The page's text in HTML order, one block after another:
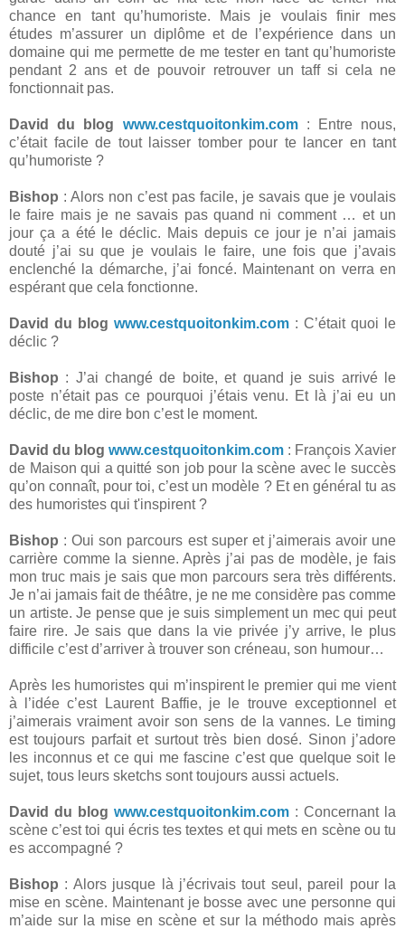
chance en tant qu’humoriste. Mais je voulais finir mes
études m’assurer un diplôme et de l’expérience dans un
domaine qui me permette de me tester en tant qu’humoriste
pendant 2 ans et de pouvoir retrouver un taff si cela ne
fonctionnait pas.
David du blog www.cestquoitonkim.com: Entre nous,
c’était facile de tout laisser tomber pour te lancer en tant
qu’humoriste ?
Bishop : Alors non c’est pas facile, je savais que je voulais
le faire mais je ne savais pas quand ni comment … et un
jour ça a été le déclic. Mais depuis ce jour je n’ai jamais
douté j’ai su que je voulais le faire, une fois que j’avais
enclenché la démarche, j’ai foncé. Maintenant on verra en
espérant que cela fonctionne.
David du blog www.cestquoitonkim.com : C’était quoi le
déclic ?
Bishop : J’ai changé de boite, et quand je suis arrivé le
poste n’était pas ce pourquoi j’étais venu. Et là j’ai eu un
déclic, de me dire bon c’est le moment.
David du blog www.cestquoitonkim.com : François Xavier
de Maison qui a quitté son job pour la scène avec le succès
qu’on connaît, pour toi, c’est un modèle ? Et en général tu as
des humoristes qui t'inspirent ?
Bishop : Oui son parcours est super et j’aimerais avoir une
carrière comme la sienne. Après j’ai pas de modèle, je fais
mon truc mais je sais que mon parcours sera très différents.
Je n’ai jamais fait de théâtre, je ne me considère pas comme
un artiste. Je pense que je suis simplement un mec qui peut
faire rire. Je sais que dans la vie privée j’y arrive, le plus
difficile c’est d’arriver à trouver son créneau, son humour…
Après les humoristes qui m’inspirent le premier qui me vient
à l’idée c’est Laurent Baffie, je le trouve exceptionnel et
j’aimerais vraiment avoir son sens de la vannes. Le timing
est toujours parfait et surtout très bien dosé. Sinon j’adore
les inconnus et ce qui me fascine c’est que quelque soit le
sujet, tous leurs sketchs sont toujours aussi actuels.
David du blog www.cestquoitonkim.com : Concernant la
scène c’est toi qui écris tes textes et qui mets en scène ou tu
es accompagné ?
Bishop : Alors jusque là j’écrivais tout seul, pareil pour la
mise en scène. Maintenant je bosse avec une personne qui
m’aide sur la mise en scène et sur la méthodo mais après